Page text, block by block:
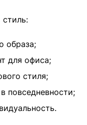
образа;
для офиса;
стиля;
повседневности;